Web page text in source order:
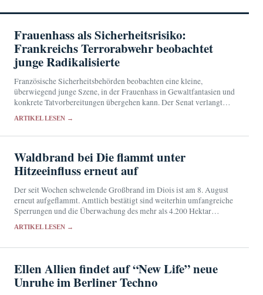
Frauenhass als Sicherheitsrisiko:
Frankreichs Terrorabwehr beobachtet
junge Radikalisierte
Französische Sicherheitsbehörden beobachten eine kleine,
überwiegend junge Szene, in der Frauenhass in Gewaltfantasien und
konkrete Tatvorbereitungen übergehen kann. Der Senat verlangt
Nachrichtendiensten.
ARTIKEL LESEN →
Waldbrand bei Die flammt unter
Hitzeeinfluss erneut auf
Der seit Wochen schwelende Großbrand im Diois ist am 8. August
erneut aufgeflammt. Amtlich bestätigt sind weiterhin umfangreiche
Sperrungen und die Überwachung des mehr als 4.200 Hektar
ARTIKEL LESEN →
Ellen Allien findet auf “New Life” neue
Unruhe im Berliner Techno